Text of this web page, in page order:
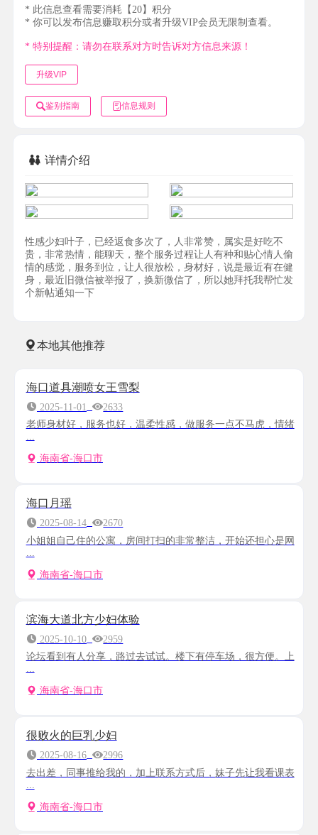
* 此信息查看需要消耗【20】积分
* 你可以发布信息赚取积分或者升级VIP会员无限制查看。
* 特别提醒：请勿在联系对方时告诉对方信息来源！
升级VIP
鉴别指南 信息规则
详情介绍
性感少妇叶子，已经返食多次了，人非常赞，属实是好吃不
贵，非常热情，能聊天，整个服务过程让人有种和贴心情人偷
情的感觉，服务到位，让人很放松，身材好，说是最近有在健
身，最近旧微信被举报了，换新微信了，所以她拜托我帮忙发
个新帖通知一下
本地其他推荐
海口道具潮喷女王雪梨
2025-11-01
2633
老师身材好，服务也好，温柔性感，做服务一点不马虎，情绪
...
海南省-海口市
海口月瑶
2025-08-14
2670
小姐姐自己住的公寓，房间打扫的非常整洁，开始还担心是网
海南省-海口市
滨海大道北方少妇体验
2025-10-10
2959
论坛看到有人分享，路过去试试。楼下有停车场，很方便。上
...
海南省-海口市
很败火的巨乳少妇
2025-08-16
2996
去出差，同事推给我的，加上联系方式后，妹子先让我看课表
...
海南省-海口市